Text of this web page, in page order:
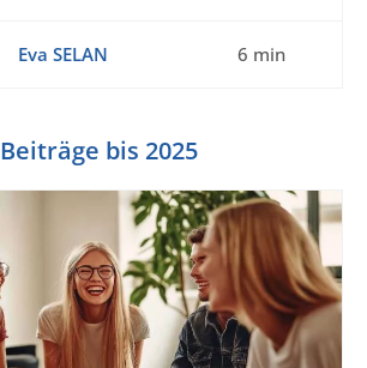
Eva SELAN 6 min
Beiträge bis 2025